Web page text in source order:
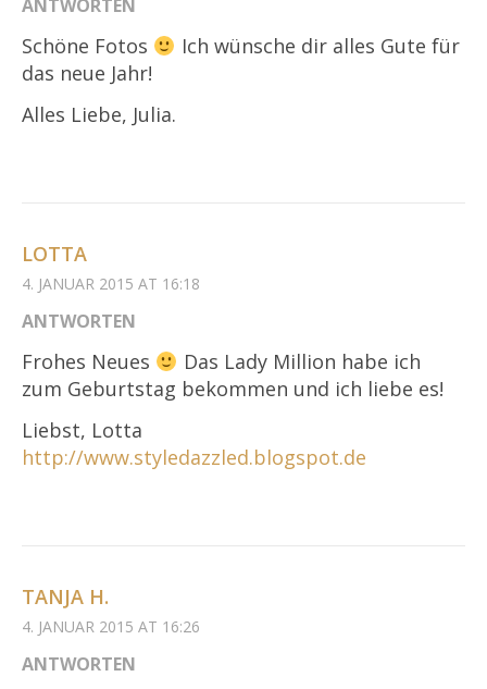
ANTWORTEN
Schöne Fotos
Ich wünsche dir alles Gute für
das neue Jahr!
Alles Liebe, Julia.
LOTTA
4. JANUAR 2015 AT 16:18
ANTWORTEN
Frohes Neues
Das Lady Million habe ich
zum Geburtstag bekommen und ich liebe es!
Liebst, Lotta
http://www.styledazzled.blogspot.de
TANJA H.
4. JANUAR 2015 AT 16:26
ANTWORTEN